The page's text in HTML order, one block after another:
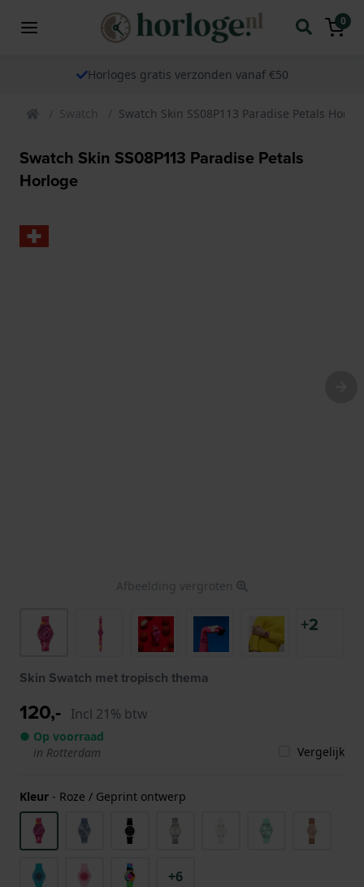
0
Horloges gratis verzonden vanaf €50
Swatch Swatch Skin SS08P113 Paradise Petals
Swatch Skin SS08P113 Paradise Petals
Horloge
Afbeelding vergroten
+2
Skin Swatch met tropisch thema
120,- Incl 21% btw
● Op voorraad
in Rotterdam
Vergelijk
Kleur - Roze / Geprint ontwerp
+6